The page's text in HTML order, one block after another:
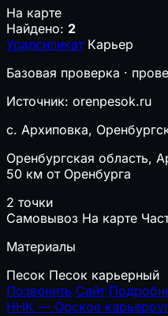
На карте
Найдено: 2
Уралсиликат Карьер
Базовая проверка ·
Источник: orenpesok.ru
с. Архиповка,
Оренбургская область,
50 км от Оренбурга
2 точки
Самовывоз На карте
Материалы
Песок Песок карьерный
Позвонить Сайт
ННК — Орское